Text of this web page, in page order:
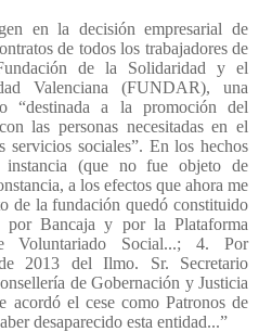
en la decisión empresarial de
de todos los trabajadores de
de la Solidaridad y el
Valenciana (FUNDAR), una
“destinada a la promoción del
las personas necesitadas en el
servicios sociales”. En los hechos
instancia (que no fue objeto de
a los efectos que ahora me
de la fundación quedó constituido
por Bancaja y por la Plataforma
Voluntariado Social...; 4. Por
2013 del Ilmo. Sr. Secretario
de Gobernación y Justicia
acordó el cese como Patronos de
desaparecido esta entidad...”